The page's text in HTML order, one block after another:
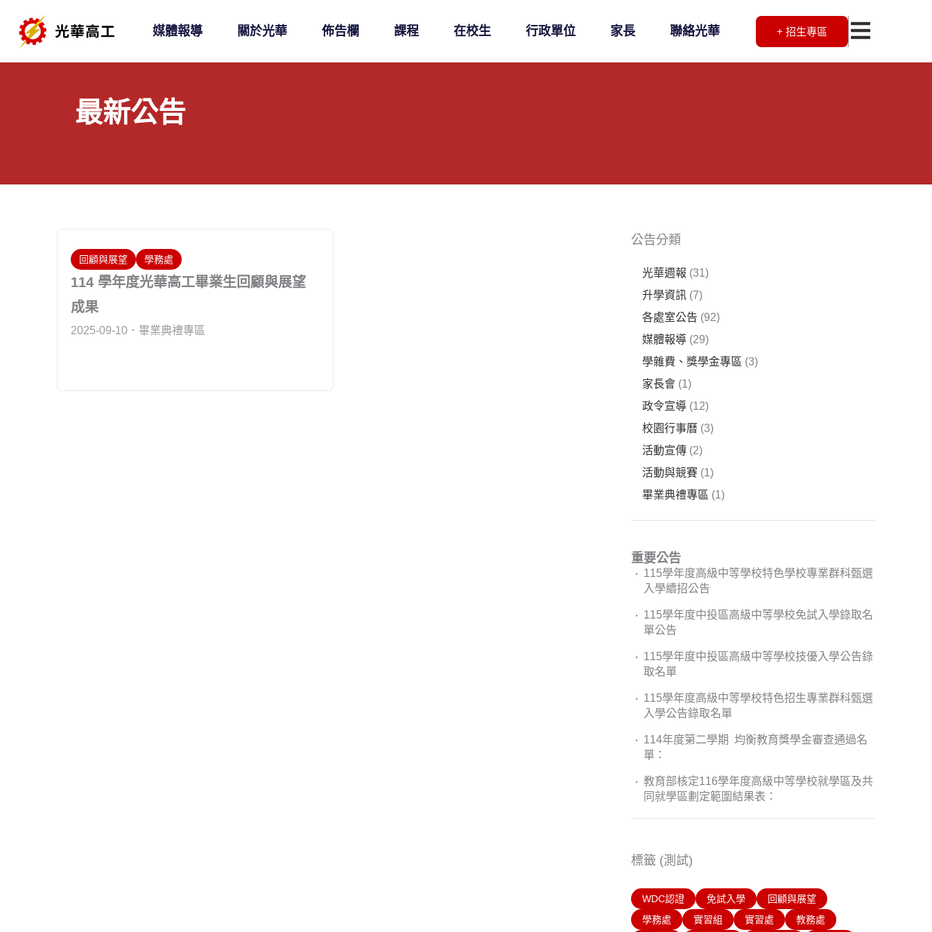
媒體報導 關於光華 佈告欄 課程 在校生 行政單位 家長 聯絡光華 + 招生專區
最新公告
回顧與展望 學務處
114 學年度光華高工畢業生回顧與展望
成果
2025-09-10 畢業典禮專區
公告分類
光華週報 (31)
升學資訊(7)
各處室公告 (92)
媒體報導(29)
學雜費、獎學金專區 (3)
家長會(1)
政令宣導(12)
校園行事曆 (3)
活動宣傳(2)
活動與競賽(1)
畢業典禮專區 (1)
重要公告
115學年度高級中等學校特色學校專業群科甄選
入學續招公告
115學年度中投區高級中等學校免試入學錄取名
單公告
115學年度中投區高級中等學校技優入學公告錄
取名單
115學年度高級中等學校特色招生專業群科甄選
入學公告錄取名單
114年度第二學期 均衡教育獎學金審查通過名
單：
教育部核定116學年度高級中等學校就學區及共
同就學區劃定範圍結果表：
標籤 (測試)
WDC認證 免試入學
回顧與展望
學務處
實習組 實習處 教務處